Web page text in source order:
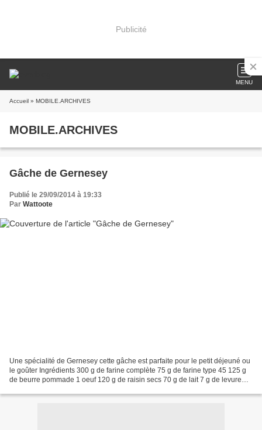
Publicité
MENU
Accueil » MOBILE.ARCHIVES
MOBILE.ARCHIVES
Gâche de Gernesey
Publié le 29/09/2014 à 19:33
Par Wattoote
Une spécialité de Gernesey cette gâche est parfaite pour le petit déjeuné ou
le goûter Ingrédients 300 g de farine complète 75 g de farine type 45 125 g
de beurre pommade 1 oeuf 120 g de raisin secs 70 g de lait 7 g de levure